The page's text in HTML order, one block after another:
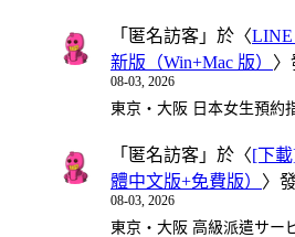
「 匿名訪客 」於〈LINE
新版（Win+Mac 版） 〉
08-03, 2026
東京・大阪 日本女生預約
「 匿名訪客 」於〈[下
體中文版+免費版） 〉
08-03, 2026
東京・大阪 高級派遣サー